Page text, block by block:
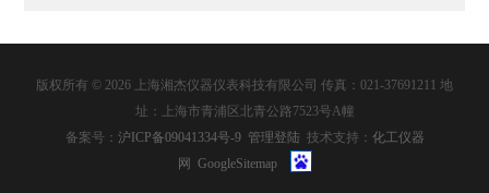
版权所有 © 2026 上海湘杰仪器仪表科技有限公司 传真：021-37691211 地
址：上海市青浦区北青公路7523号A幢
备案号： 沪ICP备09041334号-9 管理登陆 技术支持： 化工仪器
网 GoogleSitemap